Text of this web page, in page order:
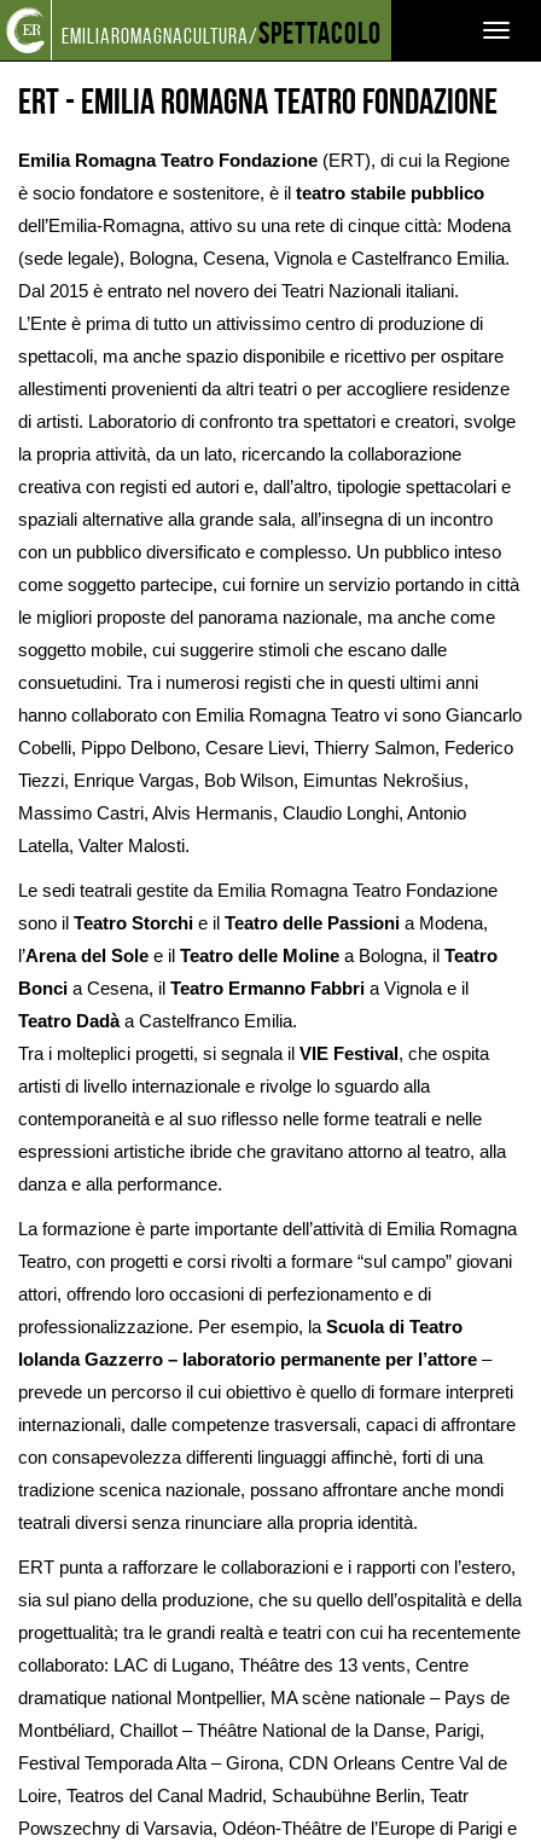
Torna
alla
home
Cerca
nel
sito
Salta
ai
contenuti
Salta
al
menu
emiliaromagnacultura/Spettacolo
SISTEMA DELLO SPETTACOLO
ENTI PARTECIPATI
ERT - EMILIA ROMAGNA TEATRO FONDAZIONE
ERT - Emilia Romagna Teatro Fondazione
Emilia Romagna Teatro Fondazione (ERT), di cui la Regione
è socio fondatore e sostenitore, è il teatro stabile pubblico
dell’Emilia-Romagna, attivo su una rete di cinque città: Modena
(sede legale), Bologna, Cesena, Vignola e Castelfranco Emilia.
Dal 2015 è entrato nel novero dei Teatri Nazionali italiani.
L’Ente è prima di tutto un attivissimo centro di produzione di
spettacoli, ma anche spazio disponibile e ricettivo per ospitare
allestimenti provenienti da altri teatri o per accogliere residenze
di artisti. Laboratorio di confronto tra spettatori e creatori, svolge
la propria attività, da un lato, ricercando la collaborazione
creativa con registi ed autori e, dall’altro, tipologie spettacolari e
spaziali alternative alla grande sala, all’insegna di un incontro
con un pubblico diversificato e complesso. Un pubblico inteso
come soggetto partecipe, cui fornire un servizio portando in città
le migliori proposte del panorama nazionale, ma anche come
soggetto mobile, cui suggerire stimoli che escano dalle
consuetudini. Tra i numerosi registi che in questi ultimi anni
hanno collaborato con Emilia Romagna Teatro vi sono Giancarlo
Cobelli, Pippo Delbono, Cesare Lievi, Thierry Salmon, Federico
Tiezzi, Enrique Vargas, Bob Wilson, Eimuntas Nekrošius,
Massimo Castri, Alvis Hermanis, Claudio Longhi, Antonio
Latella, Valter Malosti.
Le sedi teatrali gestite da Emilia Romagna Teatro Fondazione
sono il Teatro Storchi e il Teatro delle Passioni a Modena,
l’Arena del Sole e il Teatro delle Moline a Bologna, il Teatro
Bonci a Cesena, il Teatro Ermanno Fabbri a Vignola e il
Teatro Dadàa Castelfranco Emilia.
Tra i molteplici progetti, si segnala il VIE Festival, che ospita
artisti di livello internazionale e rivolge lo sguardo alla
contemporaneità e al suo riflesso nelle forme teatrali e nelle
espressioni artistiche ibride che gravitano attorno al teatro, alla
danza e alla performance.
La formazione è parte importante dell’attività di Emilia Romagna
Teatro, con progetti e corsi rivolti a formare “sul campo” giovani
attori, offrendo loro occasioni di perfezionamento e di
professionalizzazione. Per esempio, la Scuola di Teatro
Iolanda Gazzerro – laboratorio permanente per l’attore –
prevede un percorso il cui obiettivo è quello di formare interpreti
internazionali, dalle competenze trasversali, capaci di affrontare
con consapevolezza differenti linguaggi affinchè, forti di una
tradizione scenica nazionale, possano affrontare anche mondi
teatrali diversi senza rinunciare alla propria identità.
ERT punta a rafforzare le collaborazioni e i rapporti con l’estero,
sia sul piano della produzione, che su quello dell’ospitalità e della
progettualità; tra le grandi realtà e teatri con cui ha recentemente
collaborato: LAC di Lugano, Théâtre des 13 vents, Centre
dramatique national Montpellier, MA scène nationale – Pays de
Montbéliard, Chaillot – Théâtre National de la Danse, Parigi,
Festival Temporada Alta – Girona, CDN Orleans Centre Val de
Loire, Teatros del Canal Madrid, Schaubühne Berlin, Teatr
Powszechny di Varsavia, Odéon-Théâtre de l’Europe di Parigi e